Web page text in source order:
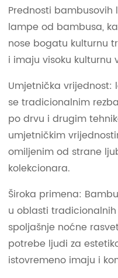
Prednosti
lampe od bambusa,
nose bogatu kulturnu
i imaju visoku kulturnu
Umjetnička
se tradicionalnim
po drvu i drugim
umjetničkim
omiljenim od strane
kolekcionara.
Široka primena:
u oblasti
spoljašnje noćne
potrebe ljudi za
istovremeno imaju i